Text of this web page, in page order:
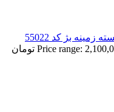
Price range: 2,100,000 تومان